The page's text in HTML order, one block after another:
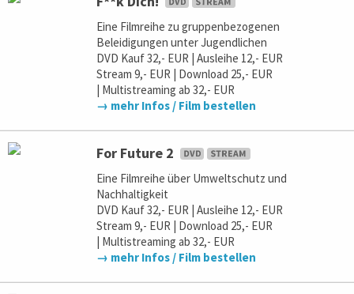
Eine Filmreihe zu gruppenbezogenen
Beleidigungen unter Jugendlichen
DVD Kauf 32,- EUR | Ausleihe 12,- EUR
Stream 9,- EUR | Download 25,- EUR
| Multistreaming ab 32,- EUR
→ mehr Infos / Film bestellen
For Future 2
Eine Filmreihe über Umweltschutz und
Nachhaltigkeit
DVD Kauf 32,- EUR | Ausleihe 12,- EUR
Stream 9,- EUR | Download 25,- EUR
| Multistreaming ab 32,- EUR
→ mehr Infos / Film bestellen